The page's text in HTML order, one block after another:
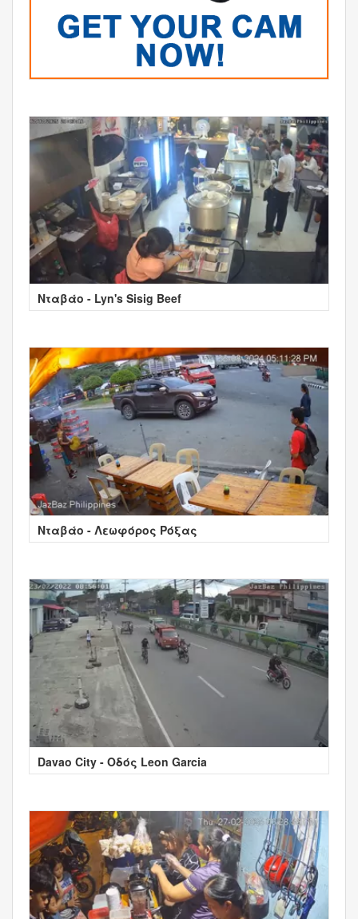
Νταβάο - Lyn's Sisig Beef
Νταβάο - Λεωφόρος Ρόξας
Davao City - Οδός Leon Garcia